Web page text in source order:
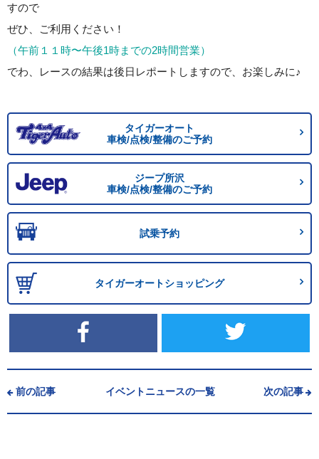
すので
ぜひ、ご利用ください！
（午前１１時〜午後1時までの2時間営業）
でわ、レースの結果は後日レポートしますので、お楽しみに♪
タイガーオート
車検/点検/整備のご予約
ジープ所沢
車検/点検/整備のご予約
試乗予約
タイガーオートショッピング
前の記事 イベントニュースの一覧 次の記事